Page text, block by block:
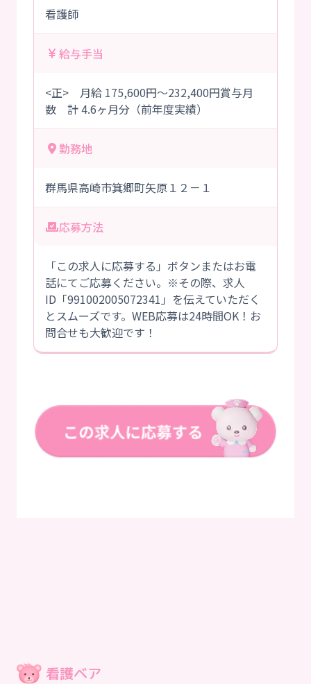
看護師
給与手当
<正> 月給 175,600円～232,400円賞与月
数 計 4.6ヶ月分（前年度実績）
勤務地
群馬県高崎市箕郷町矢原１２－１
応募方法
「この求人に応募する」ボタンまたはお電
話にてご応募ください。※その際、求人
ID「991002005072341」を伝えていただく
とスムーズです。WEB応募は24時間OK！お
問合せも大歓迎です！